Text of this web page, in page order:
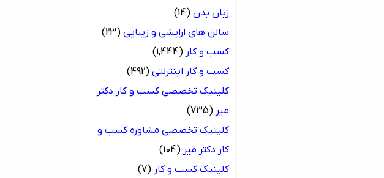
زبان بدن (14)
سالن های ارایشی و زیبایی (23)
کسب و کار (1,444)
کسب و کار اینترنتی (492)
کلینیک تخصصی کسب و کار دکتر
میر (735)
کلینیک تخصصی مشاوره کسب و
کار دکتر میر (104)
کلینیک کسب و کار (7)